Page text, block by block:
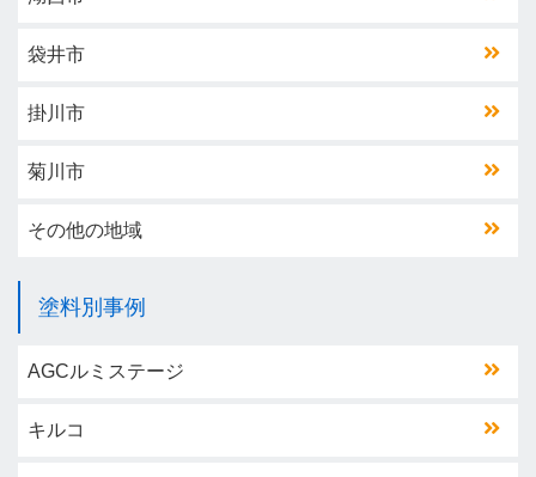
袋井市
掛川市
菊川市
その他の地域
塗料別事例
AGCルミステージ
キルコ